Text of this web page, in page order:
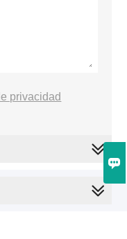

privacidad